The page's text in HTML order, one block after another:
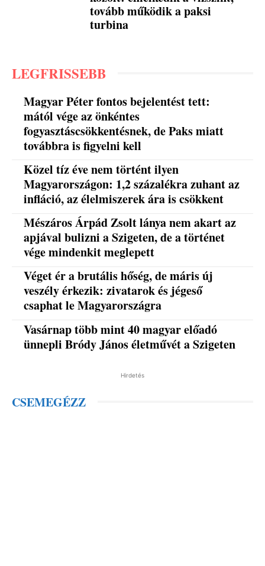
tovább működik a paksi
turbina
LEGFRISSEBB
Magyar Péter fontos bejelentést tett:
mától vége az önkéntes
fogyasztáscsökkentésnek, de Paks miatt
továbbra is figyelni kell
Közel tíz éve nem történt ilyen
Magyarországon: 1,2 százalékra zuhant az
infláció, az élelmiszerek ára is csökkent
Mészáros Árpád Zsolt lánya nem akart az
apjával bulizni a Szigeten, de a történet
vége mindenkit meglepett
Véget ér a brutális hőség, de máris új
veszély érkezik: zivatarok és jégeső
csaphat le Magyarországra
Vasárnap több mint 40 magyar előadó
ünnepli Bródy János életművét a Szigeten
Hirdetés
CSEMEGÉZZ